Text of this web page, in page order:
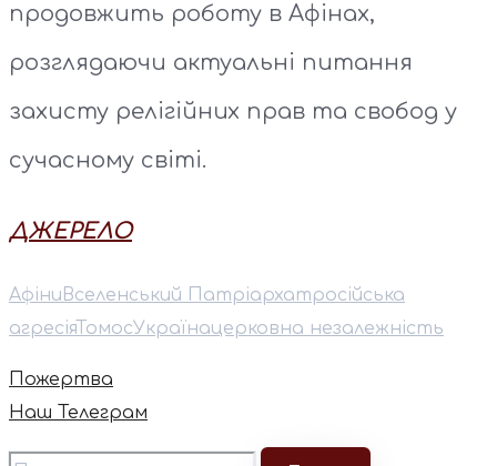
продовжить роботу в Афінах,
розглядаючи актуальні питання
захисту релігійних прав та свобод у
сучасному світі.
ДЖЕРЕЛО
Афіни Вселенський Патріархатросійська
агресіяТомосУкраїнацерковна незалежність
Пожертва
Наш Телеграм